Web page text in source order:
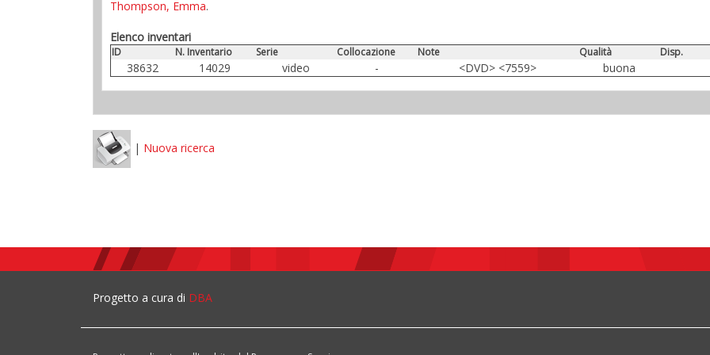
Thompson, Emma.
Elenco inventari
ID N. Inventario Serie Collocazione Note Qualità Disp.
38632 14029 video - <DVD> <7559> buona
| Nuova ricerca
Progetto a cura di DBA